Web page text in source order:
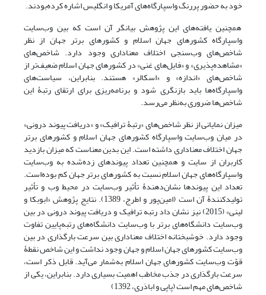
خود به حضور پررنگ واسپارگاه‌های آمریکا و انگلیس اشاره کرده‌بودند.
همچنین یافته‌های این پژوهش بیانگر آن است که بین وب‌سایت
واسپارگاه کشورهای جهان اسلام و کشورهای برتر جهان از نظر
شاخص‌های وب‌سنجی اختلاف معنا‌داری وجود دارد. شاخص‌های
«مشاهده‌پذیری» و «فایل‌های غنی» در کشورهای جهان اسلام ضعیف‌تر از
شاخص‌های «اندازه» و «اسکالر» هستند. بنابراین، سیاست‌های
واسپارگاه‌ها باید بازنگری شود و برنامه‌ریزی برای ارتقای رتبۀ این
شاخص‌ها ضروری به‌نظر می‌رسد.
میزان نمایانی از نظر شاخص‌های «رتبۀ ترافیک» و «دریافت پیوند درونی»
در میان وب‌سایت واسپارگاه‌ کشورهای جهان اسلام و کشورهای برتر
جهان اختلاف معنا‌داری داشته ‌است. این بدین معناست که میزان بازدید
کاربران از سایت و همچنین تعداد پیوندهای زده‌شده به وب‌سایت
واسپارگاه‌های جهان اسلام نسبت به کشورهای برتر جهان کم بوده‌است.
تعداد این پیوندها نشان‌دهندۀ تأثیر وب‌سایت در محیط وب و تأثیر
تولیدکنندۀ آن است (امین‌پور و اطرج، 1389). نتایج پژوهش «ابوبکا و
لینی» (2015) نیز نشان داد رتبه ترافیک و دریافت پیوند درونی در بین
وب‌سایت دانشگاه‌های برتر با وب‌سایت دانشگاه‌های رتبه‌پایین تفاوت
وجود دارد. خوشبختانه اختلاف معنا‌داری بین سرعت بارگذاری در بین
وب‌سایت کشورهای جهان اسلام و جهان وجود نداشت و این شاخص نقطۀ
قوّت وب‌سایت کشورهای جهان اسلام به‌شمار می‌آید. قابل ذکر است،
سرعت بارگذاری در جذب مخاطب اهمیت بسیاری دارد. بنابراین، یکی از
شاخص‌های مهم است (پاپی و اباذری، 1392)